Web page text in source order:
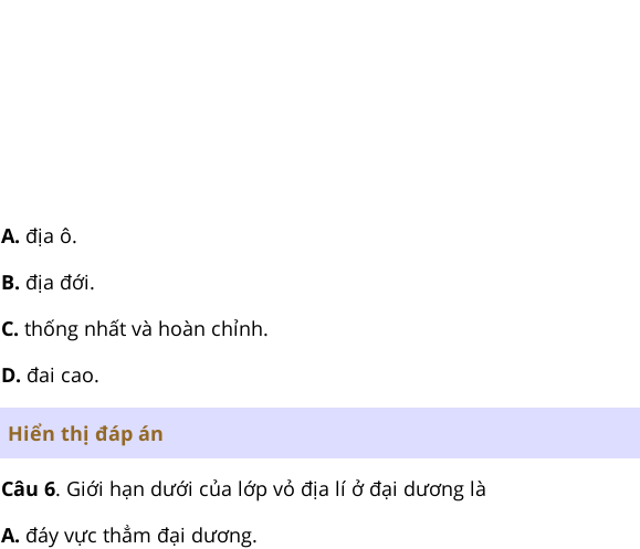
A. địa ô.
B. địa đới.
C. thống nhất và hoàn chỉnh.
D. đai cao.
Hiển thị đáp án
Câu 6. Giới hạn dưới của lớp vỏ địa lí ở đại dương là
A. đáy vực thẳm đại dương.